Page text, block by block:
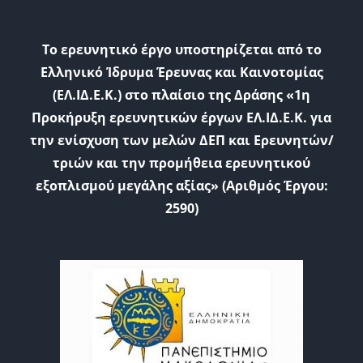
Το ερευνητικό έργο υποστηρίζεται από το
Ελληνικό Ίδρυμα Έρευνας και Καινοτομίας
(ΕΛ.ΙΔ.Ε.Κ.) στο πλαίσιο της Δράσης «1η
Προκήρυξη ερευνητικών έργων ΕΛ.ΙΔ.Ε.Κ. για
την ενίσχυση των μελών ΔΕΠ και Ερευνητών/
τριών και την προμήθεια ερευνητικού
εξοπλισμού μεγάλης αξίας» (Αριθμός Έργου:
2590)